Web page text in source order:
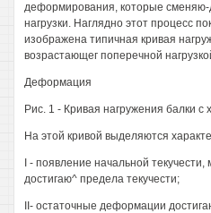
деформирования, которые сменяю-
нагрузки. Наглядно этот процесс
изображена типичная кривая
возрастающег поперечной
Деформация
Рис. 1 - Кривая нагружения балки с
На этой кривой выделяются
I - появление начальной
достигаю^ предела текучести;
II- остаточные деформации